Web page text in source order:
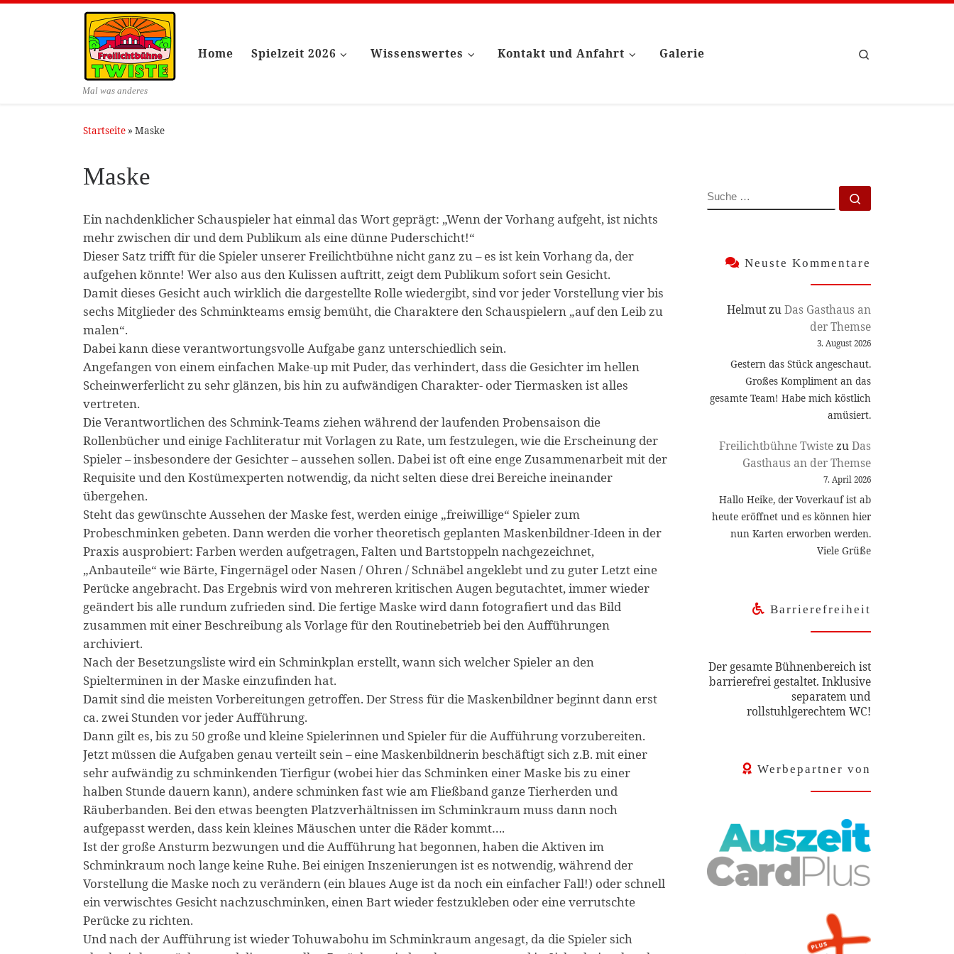
Zum Inhalt springen
Mal was anderes
Home Spielzeit 2026 Wissenswertes Kontakt und Anfahrt Galerie
Startseite » Maske
Maske
Ein nachdenklicher Schauspieler hat einmal das Wort geprägt: „Wenn der Vorhang aufgeht, ist nichts
mehr zwischen dir und dem Publikum als eine dünne Puderschicht!“
Dieser Satz trifft für die Spieler unserer Freilichtbühne nicht ganz zu – es ist kein Vorhang da, der
aufgehen könnte! Wer also aus den Kulissen auftritt, zeigt dem Publikum sofort sein Gesicht.
Damit dieses Gesicht auch wirklich die dargestellte Rolle wiedergibt, sind vor jeder Vorstellung vier bis
sechs Mitglieder des Schminkteams emsig bemüht, die Charaktere den Schauspielern „auf den Leib zu
malen“.
Dabei kann diese verantwortungsvolle Aufgabe ganz unterschiedlich sein.
Angefangen von einem einfachen Make-up mit Puder, das verhindert, dass die Gesichter im hellen
Scheinwerferlicht zu sehr glänzen, bis hin zu aufwändigen Charakter- oder Tiermasken ist alles
vertreten.
Die Verantwortlichen des Schmink-Teams ziehen während der laufenden Probensaison die
Rollenbücher und einige Fachliteratur mit Vorlagen zu Rate, um festzulegen, wie die Erscheinung der
Spieler – insbesondere der Gesichter – aussehen sollen. Dabei ist oft eine enge Zusammenarbeit mit der
Requisite und den Kostümexperten notwendig, da nicht selten diese drei Bereiche ineinander
übergehen.
Steht das gewünschte Aussehen der Maske fest, werden einige „freiwillige“ Spieler zum
Probeschminken gebeten. Dann werden die vorher theoretisch geplanten Maskenbildner-Ideen in der
Praxis ausprobiert: Farben werden aufgetragen, Falten und Bartstoppeln nachgezeichnet,
„Anbauteile“ wie Bärte, Fingernägel oder Nasen / Ohren / Schnäbel angeklebt und zu guter Letzt eine
Perücke angebracht. Das Ergebnis wird von mehreren kritischen Augen begutachtet, immer wieder
geändert bis alle rundum zufrieden sind. Die fertige Maske wird dann fotografiert und das Bild
zusammen mit einer Beschreibung als Vorlage für den Routinebetrieb bei den Aufführungen
archiviert.
Nach der Besetzungsliste wird ein Schminkplan erstellt, wann sich welcher Spieler an den
Spielterminen in der Maske einzufinden hat.
Damit sind die meisten Vorbereitungen getroffen. Der Stress für die Maskenbildner beginnt dann erst
ca. zwei Stunden vor jeder Aufführung.
Dann gilt es, bis zu 50 große und kleine Spielerinnen und Spieler für die Aufführung vorzubereiten.
Jetzt müssen die Aufgaben genau verteilt sein – eine Maskenbildnerin beschäftigt sich z.B. mit einer
sehr aufwändig zu schminkenden Tierfigur (wobei hier das Schminken einer Maske bis zu einer
halben Stunde dauern kann), andere schminken fast wie am Fließband ganze Tierherden und
Räuberbanden. Bei den etwas beengten Platzverhältnissen im Schminkraum muss dann noch
aufgepasst werden, dass kein kleines Mäuschen unter die Räder kommt….
Ist der große Ansturm bezwungen und die Aufführung hat begonnen, haben die Aktiven im
Schminkraum noch lange keine Ruhe. Bei einigen Inszenierungen ist es notwendig, während der
Vorstellung die Maske noch zu verändern (ein blaues Auge ist da noch ein einfacher Fall!) oder schnell
ein verwischtes Gesicht nachzuschminken, einen Bart wieder festzukleben oder eine verrutschte
Perücke zu richten.
Und nach der Aufführung ist wieder Tohuwabohu im Schminkraum angesagt, da die Spieler sich
SUCHE
Neuste Kommentare
HelmutzuDas Gasthaus an
der Themse
3. August 2026
Gestern das Stück angeschaut.
Großes Kompliment an das
gesamte Team! Habe mich köstlich
amüsiert.
Freilichtbühne TwistezuDas
Gasthaus an der Themse
7. April 2026
Hallo Heike, der Voverkauf ist ab
heute eröffnet und es können hier
nun Karten erworben werden.
Viele Grüße
Barrierefreiheit
Der gesamte Bühnenbereich ist
barrierefrei gestaltet. Inklusive
separatem und
rollstuhlgerechtem WC!
Werbepartner von